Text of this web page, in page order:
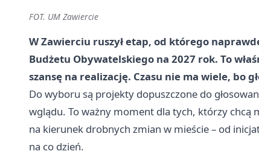
FOT. UM Zawiercie
W Zawierciu ruszył etap, od którego
Budżetu Obywatelskiego na 2027 rok. To
szansę na realizację. Czasu nie ma wiele, bo
Do wyboru są projekty dopuszczone do
wglądu. To ważny moment dla tych, którzy chcą
na kierunek drobnych zmian w mieście – od
na co dzień.